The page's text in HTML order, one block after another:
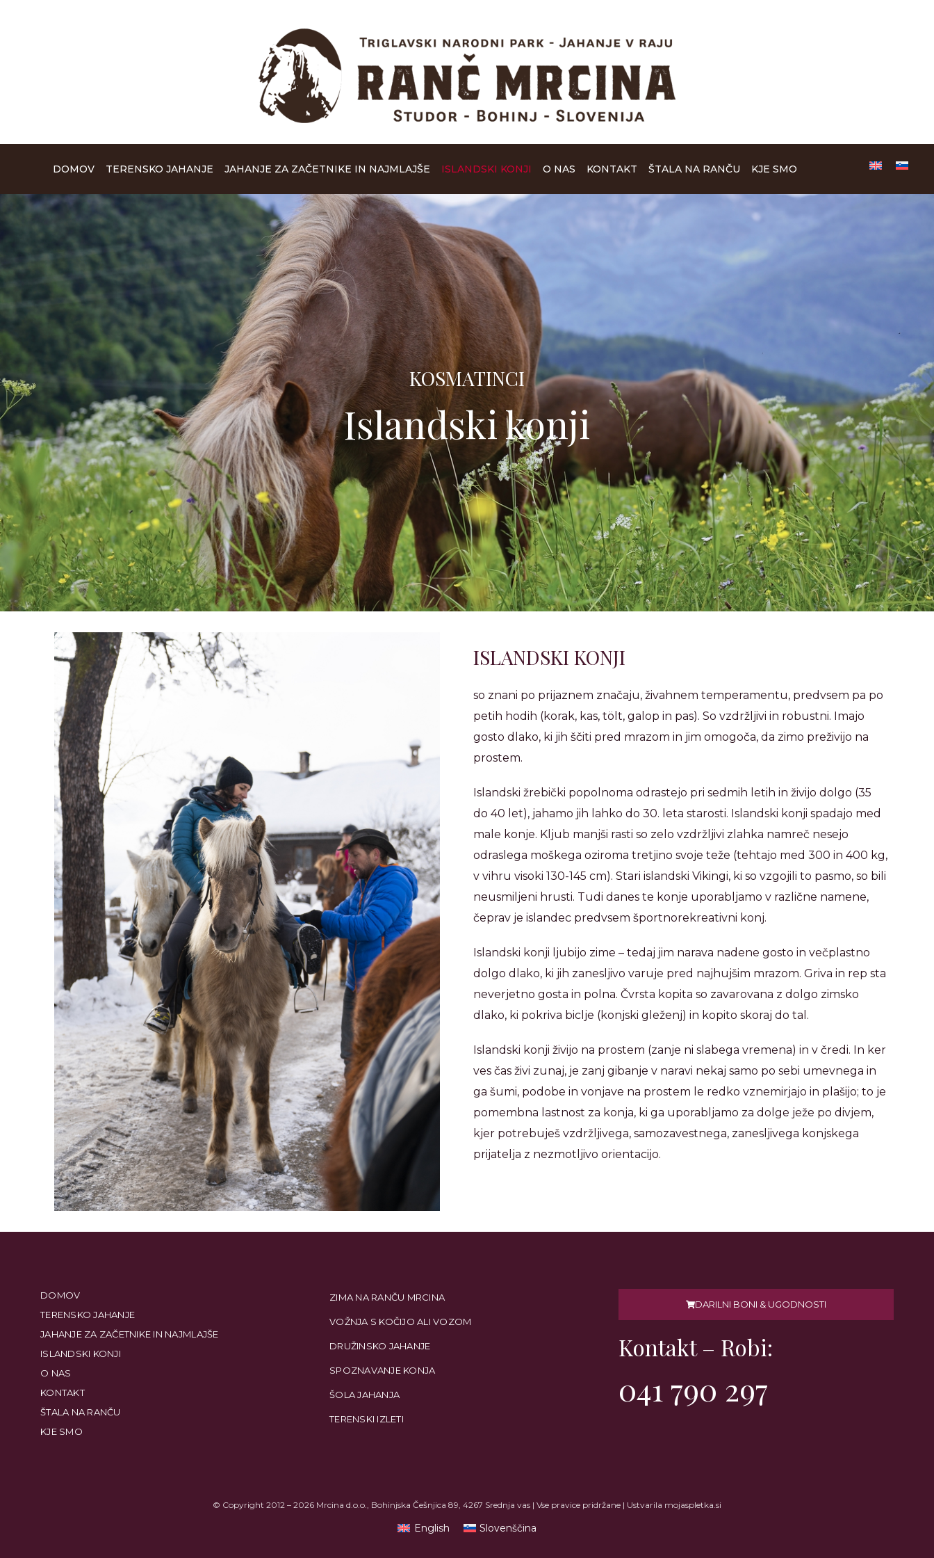
DOMOV TERENSKO JAHANJE JAHANJE ZA ZAČETNIKE IN NAJMLAJŠE ISLANDSKI KONJI O NAS KONTAKT ŠTALA NA RANČU KJE SMO
KOSMATINCI
Islandski konji
ISLANDSKI KONJI
so znani po prijaznem značaju, živahnem temperamentu, predvsem pa po
petih hodih (korak, kas, tölt, galop in pas). So vzdržljivi in robustni. Imajo
gosto dlako, ki jih ščiti pred mrazom in jim omogoča, da zimo preživijo na
prostem.
Islandski žrebički popolnoma odrastejo pri sedmih letih in živijo dolgo (35
do 40 let), jahamo jih lahko do 30. leta starosti. Islandski konji spadajo med
male konje. Kljub manjši rasti so zelo vzdržljivi zlahka namreč nesejo
odraslega moškega oziroma tretjino svoje teže (tehtajo med 300 in 400 kg,
v vihru visoki 130-145 cm). Stari islandski Vikingi, ki so vzgojili to pasmo, so bili
neusmiljeni hrusti. Tudi danes te konje uporabljamo v različne namene,
čeprav je islandec predvsem športnorekreativni konj.
Islandski konji ljubijo zime – tedaj jim narava nadene gosto in večplastno
dolgo dlako, ki jih zanesljivo varuje pred najhujšim mrazom. Griva in rep sta
neverjetno gosta in polna. Čvrsta kopita so zavarovana z dolgo zimsko
dlako, ki pokriva biclje (konjski gleženj) in kopito skoraj do tal.
Islandski konji živijo na prostem (zanje ni slabega vremena) in v čredi. In ker
ves čas živi zunaj, je zanj gibanje v naravi nekaj samo po sebi umevnega in
ga šumi, podobe in vonjave na prostem le redko vznemirjajo in plašijo; to je
pomembna lastnost za konja, ki ga uporabljamo za dolge ježe po divjem,
kjer potrebuješ vzdržljivega, samozavestnega, zanesljivega konjskega
prijatelja z nezmotljivo orientacijo.
DOMOV
TERENSKO JAHANJE
JAHANJE ZA ZAČETNIKE IN NAJMLAJŠE
ISLANDSKI KONJI
O NAS
KONTAKT
ŠTALA NA RANČU
KJE SMO
ZIMA NA RANČU MRCINA
VOŽNJA S KOČIJO ALI VOZOM
DRUŽINSKO JAHANJE
SPOZNAVANJE KONJA
ŠOLA JAHANJA
TERENSKI IZLETI
DARILNI BONI & UGODNOSTI
Kontakt – Robi:
041 790 297
© Copyright 2012 – 2026 Mrcina d.o.o., Bohinjska Češnjica 89, 4267 Srednja vas | Vse pravice pridržane | Ustvarila mojaspletka.si
English Slovenščina